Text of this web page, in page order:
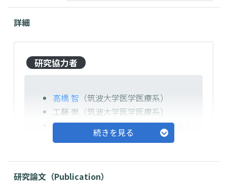
詳細
研究協力者
高橋 智 （筑波大学医学医療系）
工藤 崇（筑波大学医学医療系）
山本 雅之（東北大学東北メディカル・
メガバンク機構）
続きを見る
研究論文（Publication）